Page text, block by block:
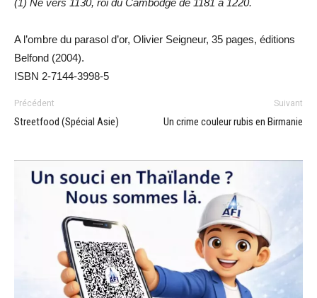
A l’ombre du parasol d’or, Olivier Seigneur, 35 pages, éditions
Belfond (2004).
ISBN 2-7144-3998-5
Précédent
Streetfood (Spécial Asie)
Suivant
Un crime couleur rubis en Birmanie